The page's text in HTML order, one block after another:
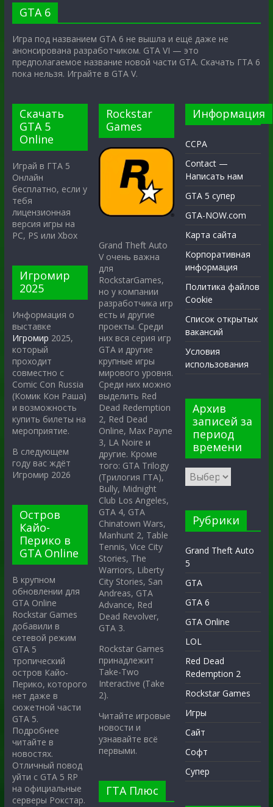
GTA 6
Игра под названием GTA 6 не вышла и ещё даже не
анонсирована разработчиком. GTA VI — это
предполагаемое название новой части GTA. Скачать ГТА 6
пока нельзя. Играйте в GTA V.
Скачать
GTA 5
Online
Играй в ГТА 5
Онлайн
бесплатно, если у
тебя
лицензионная
версия игры на
PC, PS или Xbox
Игромир
2025
Информация о
выставке
Игромир 2025,
который
проходит
совместно с
Comic Con Russia
(Комик Кон Раша)
и возможность
купить билеты на
мероприятие.
В следующем
году вас ждёт
Игромир 2026
Остров
Кайо-
Перико в
GTA Online
В крупном
обновлении для
GTA Online
Rockstar Games
добавили в
сетевой режим
GTA 5
тропический
остров Кайо-
Перико, которого
нет даже в
сюжетной части
GTA 5.
Подробнее
читайте в
новостях.
Отличный повод
уйти с GTA 5 RP
на официальные
серверы Рокстар.
Rockstar
Games
Grand Theft Auto
V очень важна
для
RockstarGames,
но у компании
разработчика игр
есть и другие
проекты. Среди
них вся серия игр
GTA и другие
крупные игры
мирового уровня.
Среди них можно
выделить Red
Dead Redemption
2, Red Dead
Online, Max Payne
3, LA Noire и
другие. Кроме
того: GTA Trilogy
(Трилогия ГТА),
Bully, Midnight
Club Los Angeles,
GTA 4, GTA
Chinatown Wars,
Manhunt 2, Table
Tennis, Vice City
Stories, The
Warriors, Liberty
City Stories, San
Andreas, GTA
Advance, Red
Dead Revolver,
GTA 3.
Rockstar Games
принадлежит
Take-Two
Interactive (Take
2).
Читайте игровые
новости и
узнавайте всё
первыми.
ГТА Плюс
Информация
CCPA
Contact —
Написать нам
GTA 5 супер
GTA-NOW.com
Карта сайта
Корпоративная
информация
Политика файлов
Cookie
Список открытых
вакансий
Условия
использования
Архив
записей за
период
времени
Рубрики
Grand Theft Auto
5
GTA
GTA 6
GTA Online
LOL
Red Dead
Redemption 2
Rockstar Games
Игры
Сайт
Софт
Супер